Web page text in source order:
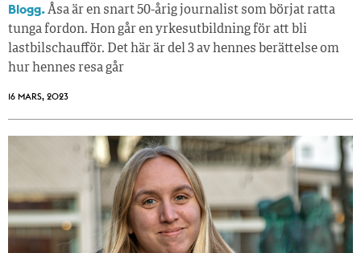
Blogg.Åsa är en snart 50-årig journalist som börjat ratta
tunga fordon. Hon går en yrkesutbildning för att bli
lastbilschaufför. Det här är del 3 av hennes berättelse om
hur hennes resa går
16 MARS, 2023